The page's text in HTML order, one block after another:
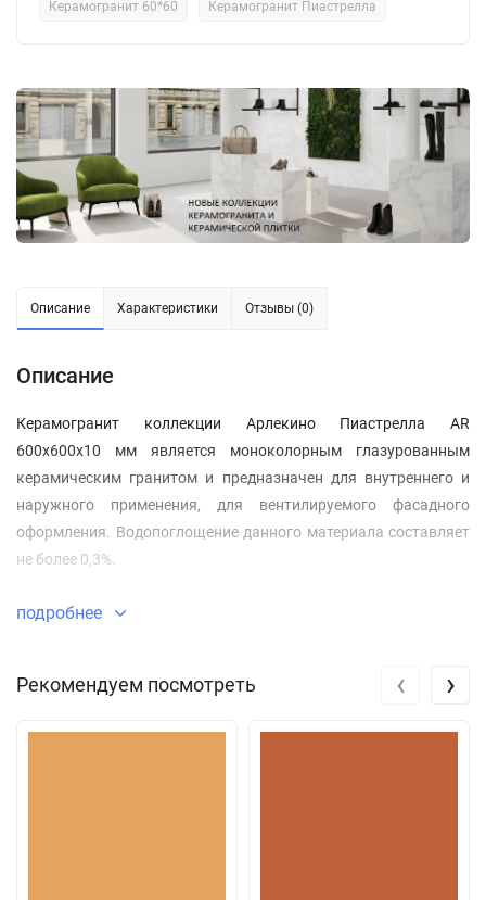
Керамогранит 60*60 Керамогранит Пиастрелла
Описание Характеристики Отзывы (0)
Описание
Керамогранит коллекции Арлекино Пиастрелла AR
600x600x10 мм является моноколорным глазурованным
керамическим гранитом и предназначен для внутреннего и
наружного применения, для вентилируемого фасадного
оформления. Водопоглощение данного материала составляет
не более 0,3%.
подробнее
Рекомендуем посмотреть ‹ ›